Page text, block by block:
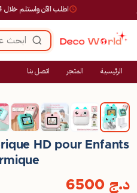
اطلب الآن واستلم خلال 24-72 ساعة
الرئيسية المتجر اتصل بنا
HD pour Enfants
د.ج